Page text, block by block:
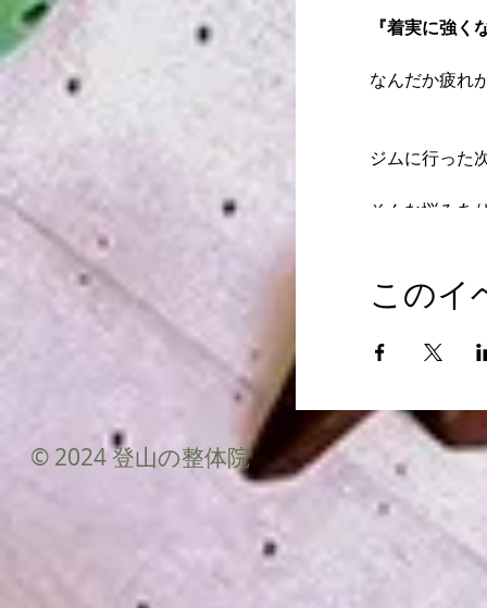
『着実に強
なんだか疲れ
ジムに行った
そんな悩みあ
『強くなる』
登るだけじ
そんなこと
・・・・・・
・・・・・・
このイ
© 2024 登山の整体院